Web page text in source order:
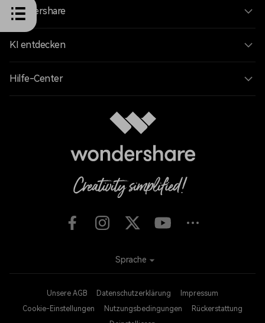
Wondershare
KI entdecken
Hilfe-Center
Unsere AGB Datenschutzerklärung
Impressum
Cookie-Einstellungen
Nutzungsbedingungen
Rückerstattung
Sprache